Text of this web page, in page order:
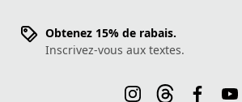
Obtenez 15% de rabais.
Inscrivez-vous aux textes.